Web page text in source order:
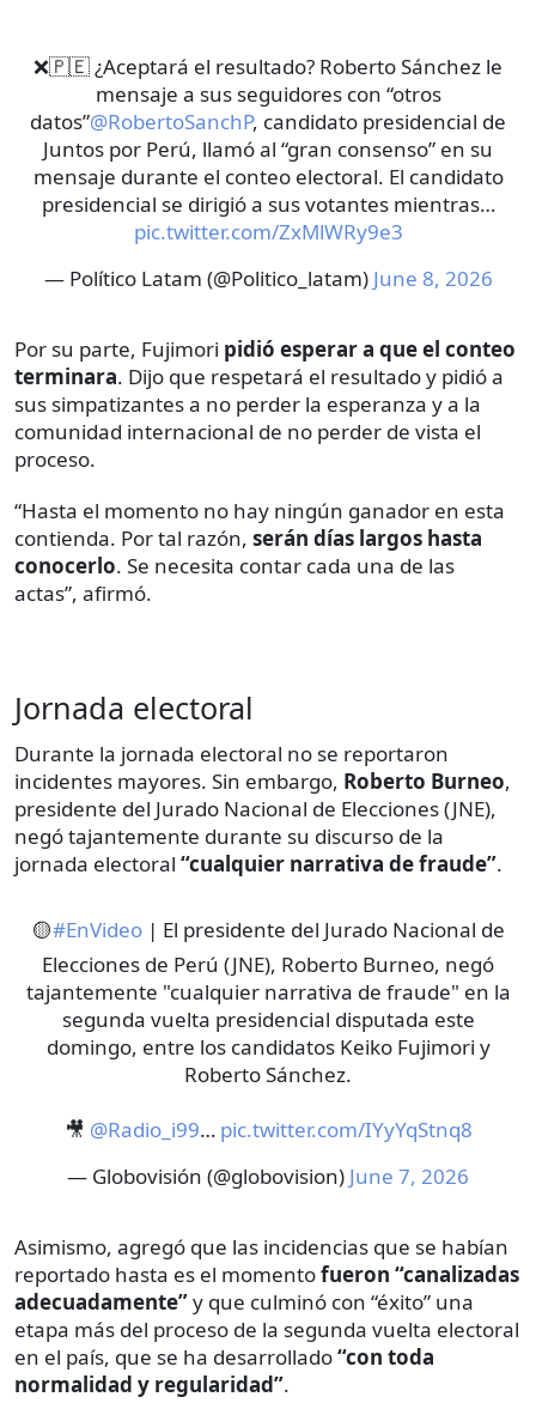
❌🇵🇪 ¿Aceptará el resultado? Roberto Sánchez le
mensaje a sus seguidores con “otros
datos”@RobertoSanchP, candidato presidencial de
Juntos por Perú, llamó al “gran consenso” en su
mensaje durante el conteo electoral. El candidato
presidencial se dirigió a sus votantes mientras…
pic.twitter.com/ZxMlWRy9e3
— Político Latam (@Politico_latam) June 8, 2026
Por su parte, Fujimori pidió esperar a que el conteo
terminara. Dijo que respetará el resultado y pidió a
sus simpatizantes a no perder la esperanza y a la
comunidad internacional de no perder de vista el
proceso.
“Hasta el momento no hay ningún ganador en esta
contienda. Por tal razón, serán días largos hasta
conocerlo. Se necesita contar cada una de las
actas”, afirmó.
Jornada electoral
Durante la jornada electoral no se reportaron
incidentes mayores. Sin embargo, Roberto Burneo,
presidente del Jurado Nacional de Elecciones (JNE),
negó tajantemente durante su discurso de la
jornada electoral “cualquier narrativa de fraude”.
🟡#EnVideo| El presidente del Jurado Nacional de
Elecciones de Perú (JNE), Roberto Burneo, negó
tajantemente "cualquier narrativa de fraude" en la
segunda vuelta presidencial disputada este
domingo, entre los candidatos Keiko Fujimori y
Roberto Sánchez.
🎥 @Radio_i99… pic.twitter.com/IYyYqStnq8
— Globovisión (@globovision) June 7, 2026
Asimismo, agregó que las incidencias que se habían
reportado hasta es el momentofueron “canalizadas
adecuadamente”y que culminó con “éxito” una
etapa más del proceso de la segunda vuelta electoral
en el país, que se ha desarrollado“con toda
normalidad y regularidad”.